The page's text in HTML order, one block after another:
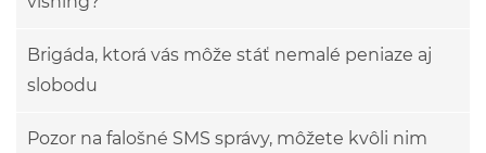
Brigáda, ktorá vás môže stáť nemalé peniaze aj
slobodu
Pozor na falošné SMS správy, môžete kvôli nim